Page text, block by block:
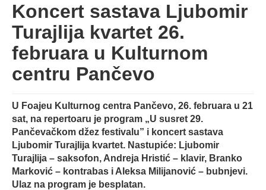
Koncert sastava Ljubomir
Turajlija kvartet 26.
februara u Kulturnom
centru Pančevo
U Foajeu Kulturnog centra Pančevo, 26. februara u 21
sat, na repertoaru je program „U susret 29.
Pančevačkom džez festivalu” i koncert sastava
Ljubomir Turajlija kvartet. Nastupiće: Ljubomir
Turajlija – saksofon, Andreja Hristić – klavir, Branko
Marković – kontrabas i Aleksa Milijanović – bubnjevi.
Ulaz na program je besplatan.